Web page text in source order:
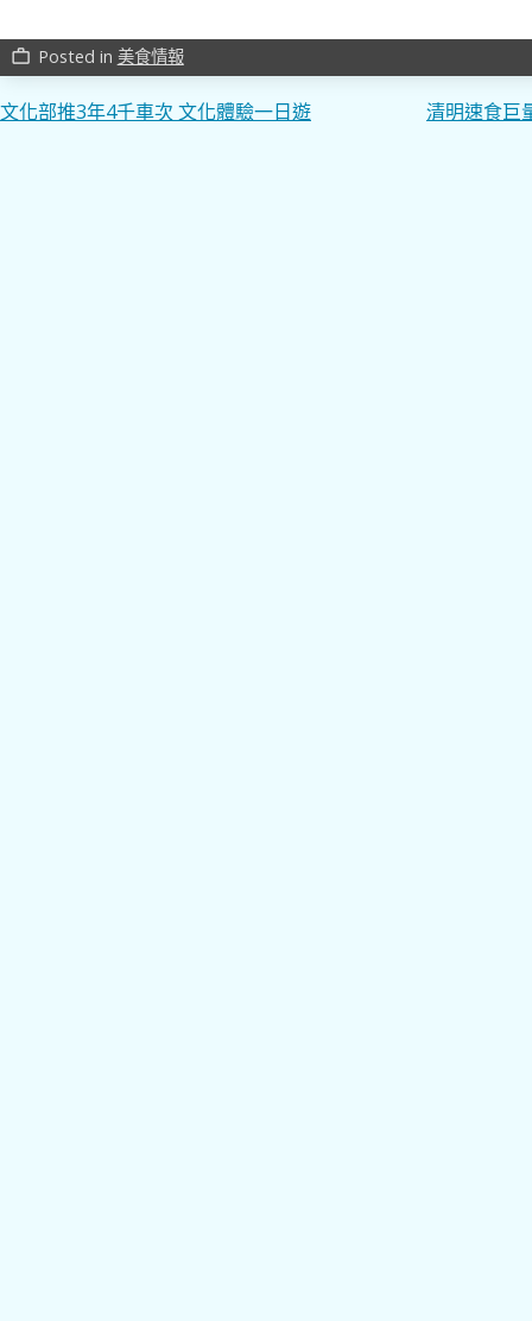
work_outline Posted in 美食情報
文
文化部推3年4千車次 文化體驗一日遊 清明速食巨